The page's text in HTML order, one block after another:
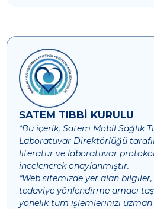
SATEM TIBBİ KURULU
*Bu içerik, Satem Mobil Sağlık
Laboratuvar Direktörlüğü
literatür ve laboratuvar
incelenerek onaylanmıştır.
*Web sitemizde yer alan
tedaviye yönlendirme amacı
yönelik tüm işlemlerinizi